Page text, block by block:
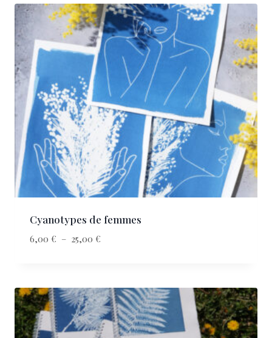
Cyanotypes de femmes
6,00 € – 25,00 €